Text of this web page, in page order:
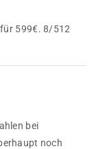
599€. 8/512
bei
noch